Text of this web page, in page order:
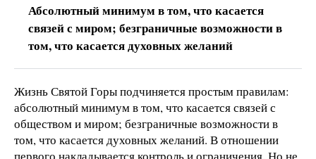
Абсолютный минимум в том, что касается
связей с миром; безграничные возможности в
том, что касается духовных желаний
Жизнь Святой Горы подчиняется простым правилам:
абсолютный минимум в том, что касается связей с
обществом и миром; безграничные возможности в
том, что касается духовных желаний. В отношении